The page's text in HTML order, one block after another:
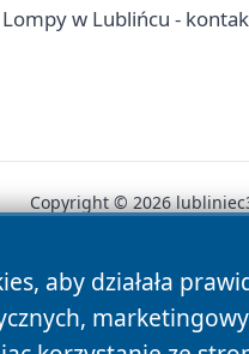
w Lublińcu -
aby działała
Copyright © 2026
News Autorzy